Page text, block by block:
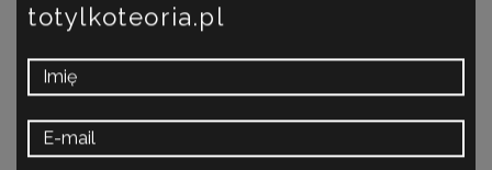
totylkoteoria.pl
Kolagen, kwas hialuronowy, glukozamina,